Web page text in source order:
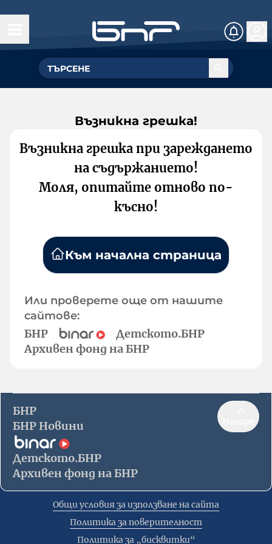
Възникна грешка!
Възникна грешка при зареждането
на съдържанието!
Моля, опитайте отново по-
късно!
Към начална страница
Или проверете още от нашите
сайтове:
БНР
Детското.БНР
Архивен фонд на БНР
БНР
БНР Новини
Детското.БНР
Архивен фонд на БНР
Общи условия за използване на сайта
Политика за поверителност
Политика за „бисквитки“